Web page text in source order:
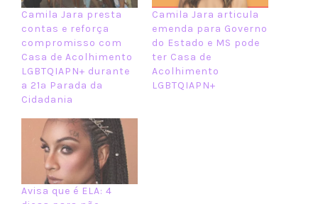
Camila Jara presta
contas e reforça
compromisso com
Casa de Acolhimento
LGBTQIAPN+ durante
a 21ª Parada da
Cidadania
Camila Jara articula
emenda para Governo
do Estado e MS pode
ter Casa de
Acolhimento
LGBTQIAPN+
Avisa que é ELA: 4